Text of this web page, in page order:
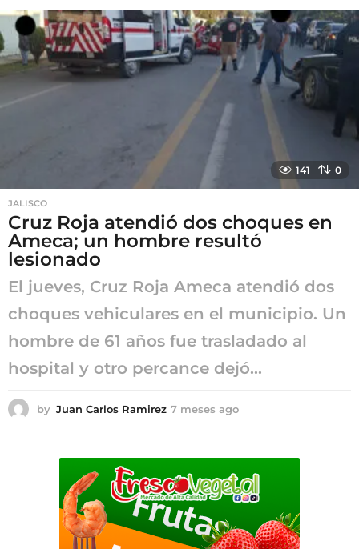
141 0
JALISCO
Cruz Roja atendió dos choques en
Ameca; un hombre resultó
lesionado
El jueves, Cruz Roja Ameca atendió dos
choques vehiculares en el municipio. Un
hombre de 61 años fue trasladado al
hospital y otro percance dejó...
by Juan Carlos Ramirez 7 meses ago
s
a
o